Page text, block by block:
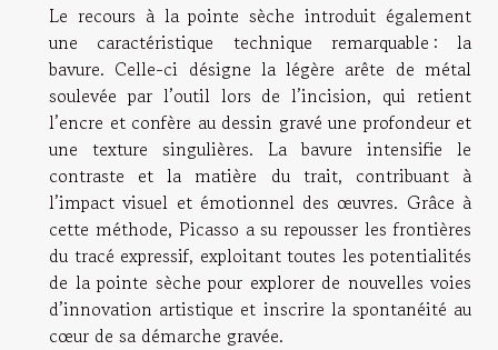
Le recours à la pointe sèche introduit également
une caractéristique technique remarquable : la
bavure. Celle-ci désigne la légère arête de métal
soulevée par l’outil lors de l’incision, qui retient
l’encre et confère au dessin gravé une profondeur et
une texture singulières. La bavure intensifie le
contraste et la matière du trait, contribuant à
l’impact visuel et émotionnel des œuvres. Grâce à
cette méthode, Picasso a su repousser les frontières
du tracé expressif, exploitant toutes les potentialités
de la pointe sèche pour explorer de nouvelles voies
d’innovation artistique et inscrire la spontanéité au
cœur de sa démarche gravée.